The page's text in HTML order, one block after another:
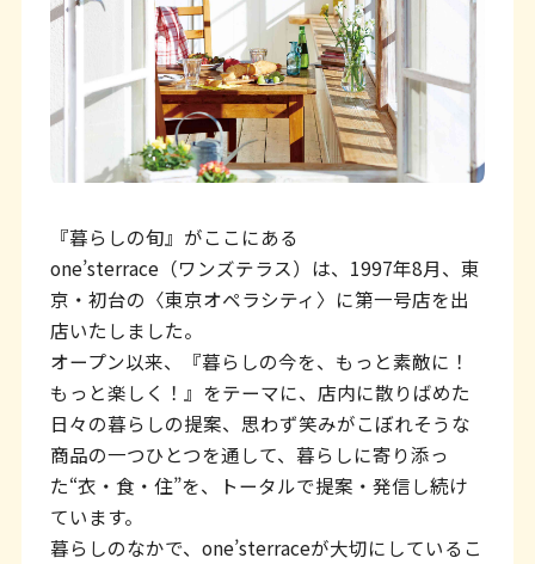
『暮らしの旬』がここにある
one’sterrace（ワンズテラス）は、1997年8月、東
京・初台の〈東京オペラシティ〉に第一号店を出
店いたしました。
オープン以来、『暮らしの今を、もっと素敵に！
もっと楽しく！』をテーマに、店内に散りばめた
日々の暮らしの提案、思わず笑みがこぼれそうな
商品の一つひとつを通して、暮らしに寄り添っ
た“衣・食・住”を、トータルで提案・発信し続け
ています。
暮らしのなかで、one’sterraceが大切にしているこ